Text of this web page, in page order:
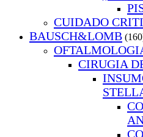
CUIDADO
BAUSCH&LOMB
CIRUGIA